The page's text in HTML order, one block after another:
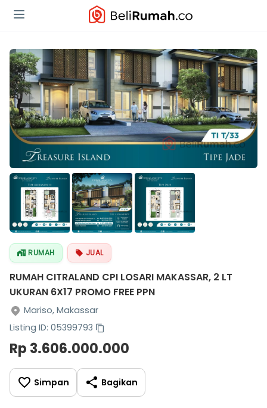
RUMAH JUAL
RUMAH CITRALAND CPI LOSARI MAKASSAR, 2 LT
UKURAN 6X17 PROMO FREE PPN
Mariso, Makassar
Listing ID: 05399793
Rp 3.606.000.000
Simpan Bagikan